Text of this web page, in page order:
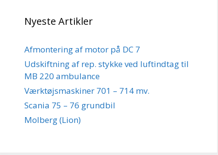
Nyeste Artikler
Afmontering af motor på DC 7
Udskiftning af rep. stykke ved luftindtag til
MB 220 ambulance
Værktøjsmaskiner 701 – 714 mv.
Scania 75 – 76 grundbil
Molberg (Lion)